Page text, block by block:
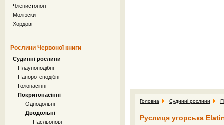
Членистоногі
Молюски
Хордові
Рослини Червоної книги
Судинні рослини
Плауноподібні
Папоротеподібні
Голонасінні
Покритонасінні
Однодольні
Дводольні
Пасльонові
Головна Судинні рослини
Руслиця угорська